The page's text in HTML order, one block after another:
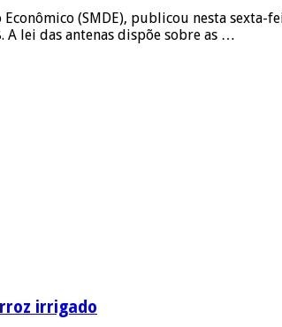
(SMDE), publicou nesta sexta-
A lei das antenas dispõe sobre as …
irrigado